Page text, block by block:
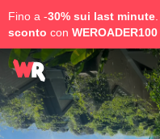
Fino a -30% sui last minute
sconto con WEROADER100